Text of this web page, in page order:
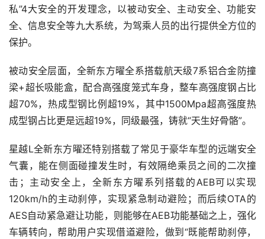
私”4大安全的开发理念，以被动安全、主动安全、功能安
全、信息安全等九大系统，为驾乘人员的出行提供全方位的
保护。
被动安全层面，全新东方曜全系搭载航天级7系铝合金防撞
梁+超长吸能盒，配合高强度笼式车身，整车高强度钢占比
超70%，热成型钢比例超19%，其中1500Mpa超高强度热
成型钢占比更是远超19%，同级最强，铸就“天生好骨骼”。
星越L全新东方曜还特别搭载了常见于豪华车型的远端安全
气囊，能在侧面碰撞发生时，有效隔绝乘员之间的二次撞
击；主动安全上，全新东方曜系列搭载的AEB可以实现
120km/h的主动刹停，实现紧急制动避险；而后续OTA的
AES自动紧急避让功能，则能够在AEB功能基础之上，强化
车辆转向，帮助用户实现借道避险，做到“既能帮助刹停，